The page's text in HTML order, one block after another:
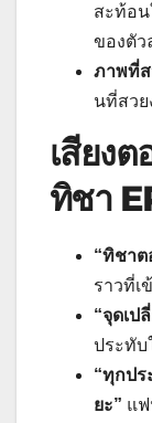
สะท้อน
ของตัว
ภาพที่ส
นที่สวย
เสียง
ทิชา
“ทิชา
ราวที่เ
“จุดเป
ประทับ
“ทุกปร
ยะ” แ